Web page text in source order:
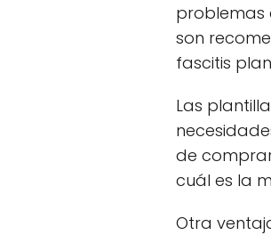
problemas
son
fascitis
Las
de
cuál es la
Otra